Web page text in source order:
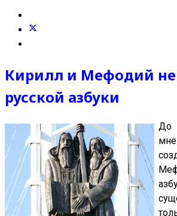
Кирилл и Мефодий не
русской азбуки
До